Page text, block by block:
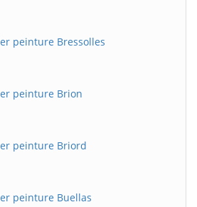
peinture Bressolles
peinture Brion
peinture Briord
peinture Buellas